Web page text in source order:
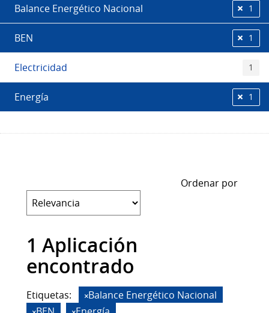
Balance Energético Nacional 1
BEN 1
Electricidad 1
Energía 1
Ordenar por
1 Aplicación
encontrado
Etiquetas:
Balance Energético Nacional